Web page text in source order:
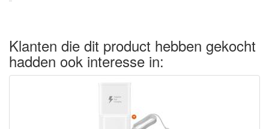
Klanten die dit product hebben gekocht
hadden ook interesse in: